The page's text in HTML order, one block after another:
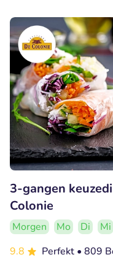
3-gangen
Colonie
Morgen Mo Di Mi
9.8
Perfekt • 809